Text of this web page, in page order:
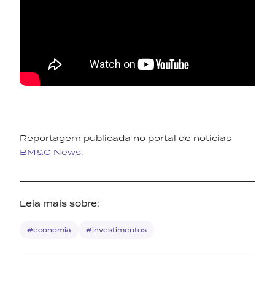
Reportagem publicada no portal de notícias
BM&C News.
Leia mais sobre:
#economia #investimentos